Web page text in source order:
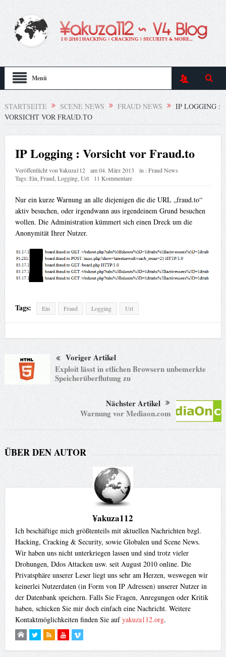
Menü
STARTSEITE SCENE NEWS FRAUD NEWS
IP LOGGING :
VORSICHT VOR FRAUD.TO
IP Logging : Vorsicht vor Fraud.to
Veröffentlicht von¥akuza112 am04. März 2013 in :Fraud News
Tags:Ein Fraud, Logging, Url 11 Kommentare
Nur ein kurze Warnung an alle diejenigen die die URL „fraud.to“
aktiv besuchen, oder irgendwann aus irgendeinem Grund besuchen
wollen. Die Administration kümmert sich einen Dreck um die
Anonymität Ihrer Nutzer.
Tags: Ein Fraud Logging Url
Voriger Artikel
Exploit lässt in etlichen Browsern unbemerkte
Speicherüberflutung zu
Nächster Artikel
Warnung vor Mediaon.com
ÜBER DEN AUTOR
¥akuza112
Ich beschäftige mich größtenteils mit aktuellen Nachrichten bzgl.
Hacking, Cracking & Security, sowie Globalen und Scene News.
Wir haben uns nicht unterkriegen lassen und sind trotz vieler
Drohungen, Ddos Attacken usw. seit August 2010 online. Die
Privatsphäre unserer Leser liegt uns sehr am Herzen, weswegen wir
keinerlei Nutzerdaten (in Form von IP Adressen) unserer Nutzer in
der Datenbank speichern. Falls Sie Fragen, Anregungen oder Kritik
haben, schicken Sie mir doch einfach eine Nachricht. Weitere
Kontaktmöglichkeiten finden Sie aufyakuza112.org.